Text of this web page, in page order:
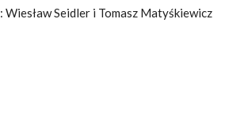
Seidler i Tomasz Matyśkiewicz